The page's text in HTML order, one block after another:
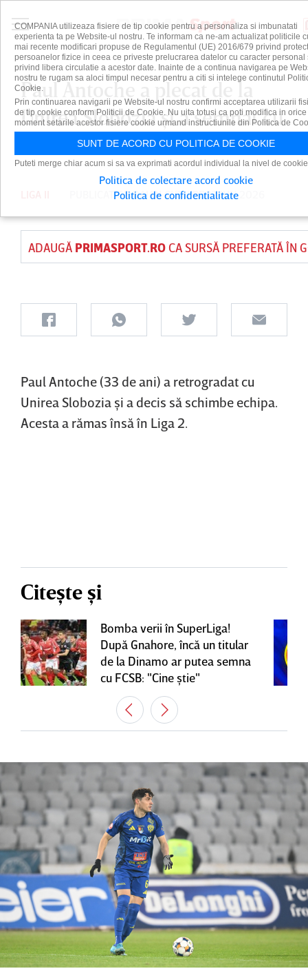
Paul Antoche a plecat de la
Unirea Slobozia şi a semnat cu
alt club din România
PUBLICAT DEDAIAN CUTUPE 13 IUN 2026
ADAUGĂ PRIMASPORT.ROCA SURSĂ PREFERATĂ ÎN
Paul Antoche (33 de ani) a retrogradat cu
Unirea Slobozia şi a decis să schimbe echipa.
Acesta a rămas însă în Liga 2.
Citește și
Bomba verii în SuperLiga!
După Gnahore, încă un titular
de la Dinamo ar putea semna
cu FCSB: "Cine ştie"
COMPANIA utilizeaza fisiere de tip cookie pentru a personaliza si imbunatati
experienta ta pe Website-ul nostru. Te informam ca ne-am actualizat politicile
mai recente modificari propuse de Regulamentul (UE) 2016/679 privind
persoanelor fizice in ceea ce priveste prelucrarea datelor cu caracter personal
privind libera circulatie a acestor date. Inainte de a continua navigarea pe
nostru te rugam sa aloci timpul necesar pentru a citi si intelege continutul
Cookie.
Prin continuarea navigarii pe Website-ul nostru confirmi acceptarea utilizarii
de tip cookie conform Politicii de Cookie. Nu uita totusi ca poti modifica in orice
moment setarile acestor fisiere cookie urmand instructiunile din Politica de
SUNT DE ACORD CU POLITICA DE COOKIE
Puteti merge chiar acum si sa va exprimati acordul individual la nivel de
Politica de colectare acord cookie
Politica de confidentialitate